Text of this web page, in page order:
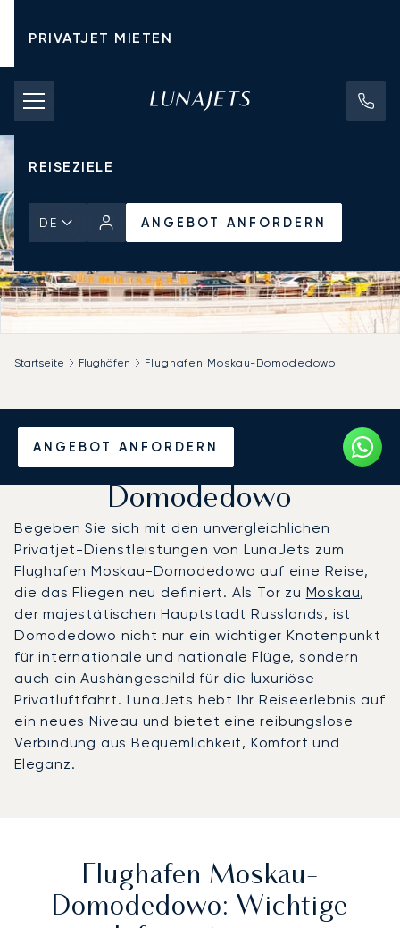
PRIVATJET MIETEN
CHARTERPREISE
PRIVATJETS
REISEZIELE
DE ANGEBOT ANFORDERN
ANGEBOT ANFORDERN
Startseite Flughäfen Flughafen Moskau-Domodedowo
Privatjet chartern zum
Flughafen Moskau-
Domodedowo
Begeben Sie sich mit den unvergleichlichen
Privatjet-Dienstleistungen von LunaJets zum
Flughafen Moskau-Domodedowo auf eine Reise,
die das Fliegen neu definiert. Als Tor zu Moskau,
der majestätischen Hauptstadt Russlands, ist
Domodedowo nicht nur ein wichtiger Knotenpunkt
für internationale und nationale Flüge, sondern
auch ein Aushängeschild für die luxuriöse
Privatluftfahrt. LunaJets hebt Ihr Reiseerlebnis auf
ein neues Niveau und bietet eine reibungslose
Verbindung aus Bequemlichkeit, Komfort und
Eleganz.
Flughafen Moskau-
Domodedowo: Wichtige